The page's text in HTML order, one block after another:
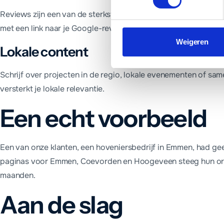
Weigeren
Reviews zijn een van de sterkste signalen voor lokale SEO.
met een link naar je Google-reviews.
Lokale content
Schrijf over projecten in de regio, lokale evenementen of
versterkt je lokale relevantie.
Een echt voorbeeld
Een van onze klanten, een hoveniersbedrijf in Emmen, had
paginas voor Emmen, Coevorden en Hoogeveen steeg hun
maanden.
Aan de slag